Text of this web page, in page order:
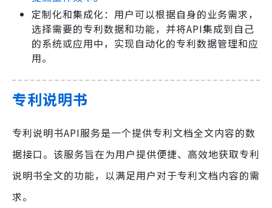
定制化和集成化：用户可以根据自身的业务需求，
选择需要的专利数据和功能，并将API集成到自己
的系统或应用中，实现自动化的专利数据管理和应
用。
专利说明书
专利说明书API服务是一个提供专利文档全文内容的数
据接口。该服务旨在为用户提供便捷、高效地获取专利
说明书全文的功能，以满足用户对于专利文档内容的需
求。